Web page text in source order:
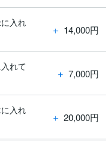
入れ
＋ 14,000円
れて
＋ 7,000円
入れ
＋ 20,000円